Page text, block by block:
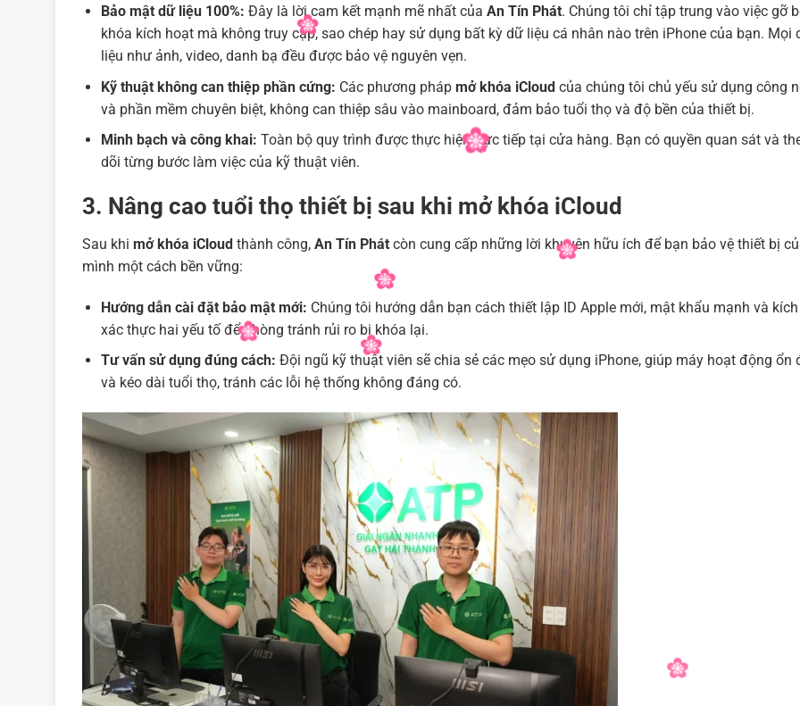
Bảo mật dữ liệu 100%: Đây là lời cam kết mạnh mẽ nhất của An Tín Phát. Chúng tôi chỉ tập trung vào việc gỡ
khóa kích hoạt mà không truy cập, sao chép hay sử dụng bất kỳ dữ liệu cá nhân nào trên iPhone của bạn. Mọi
liệu như ảnh, video, danh bạ đều được bảo vệ nguyên vẹn.
Kỹ thuật không can thiệp phần cứng: Các phương pháp mở khóa iCloudcủa chúng tôi chủ yếu sử dụng công
và phần mềm chuyên biệt, không can thiệp sâu vào mainboard, đảm bảo tuổi thọ và độ bền của thiết bị.
Minh bạch và công khai: Toàn bộ quy trình được thực hiện trực tiếp tại cửa hàng. Bạn có quyền quan sát và
dõi từng bước làm việc của kỹ thuật viên.
3. Nâng cao tuổi thọ thiết bị sau khi mở khóa iCloud
Sau khi mở khóa iCloud thành công, An Tín Phát còn cung cấp những lời khuyên hữu ích để bạn bảo vệ thiết bị
mình một cách bền vững:
Hướng dẫn cài đặt bảo mật mới: Chúng tôi hướng dẫn bạn cách thiết lập ID Apple mới, mật khẩu mạnh và
xác thực hai yếu tố để phòng tránh rủi ro bị khóa lại.
Tư vấn sử dụng đúng cách: Đội ngũ kỹ thuật viên sẽ chia sẻ các mẹo sử dụng iPhone, giúp máy hoạt động ổn
và kéo dài tuổi thọ, tránh các lỗi hệ thống không đáng có.